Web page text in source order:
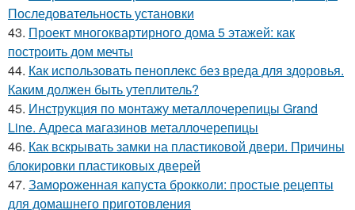
Последовательность установки
43. Проект многоквартирного дома 5 этажей: как
построить дом мечты
44. Как использовать пеноплекс без вреда для здоровья.
Каким должен быть утеплитель?
45. Инструкция по монтажу металлочерепицы Grand
Line. Адреса магазинов металлочерепицы
46. Как вскрывать замки на пластиковой двери. Причины
блокировки пластиковых дверей
47. Замороженная капуста брокколи: простые рецепты
для домашнего приготовления